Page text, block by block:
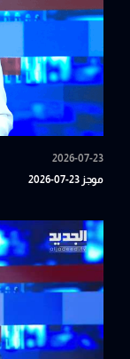
2026-07-23
موجز 23-07-2026